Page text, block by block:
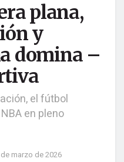
plana,
y
domina –
el fútbol
en pleno
marzo de 2026